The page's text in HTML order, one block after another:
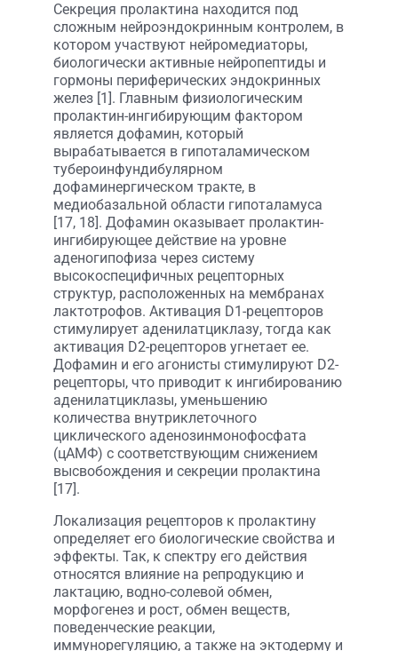
Секреция пролактина находится под
сложным нейроэндокринным контролем, в
котором участвуют нейромедиаторы,
биологически активные нейропептиды и
гормоны периферических эндокринных
желез [1]. Главным физиологическим
пролактин-ингибирующим фактором
является дофамин, который
вырабатывается в гипоталамическом
тубероинфундибулярном
дофаминергическом тракте, в
медиобазальной области гипоталамуса
[17, 18]. Дофамин оказывает пролактин-
ингибирующее действие на уровне
аденогипофиза через систему
высокоспецифичных рецепторных
структур, расположенных на мембранах
лактотрофов. Активация D1-рецепторов
стимулирует аденилатциклазу, тогда как
активация D2-рецепторов угнетает ее.
Дофамин и его агонисты стимулируют D2-
рецепторы, что приводит к ингибированию
аденилатциклазы, уменьшению
количества внутриклеточного
циклического аденозинмонофосфата
(цАМФ) с соответствующим снижением
высвобождения и секреции пролактина
[17].
Локализация рецепторов к пролактину
определяет его биологические свойства и
эффекты. Так, к спектру его действия
относятся влияние на репродукцию и
лактацию, водно-солевой обмен,
морфогенез и рост, обмен веществ,
поведенческие реакции,
иммунорегуляцию, а также на эктодерму и